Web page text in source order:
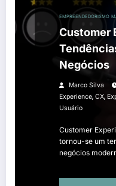
EMPREENDEDORISMO
Customer
Negócios
Marco Silva
Experience, CX,
Usuário
Customer
tornou-se um
negócios